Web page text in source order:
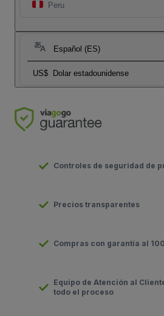
Peru
Español (ES)
US$ Dolar estadounidense
Controles de seguridad de
Precios transparentes
Compras con garantía al
Equipo de Atención al
todo el proceso